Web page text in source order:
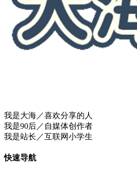
我是大海／喜欢分享的人
我是90后／自媒体创作者
我是站长／互联网小学生
快速导航